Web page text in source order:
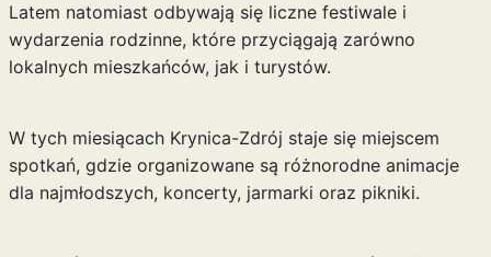
Latem natomiast odbywają się liczne festiwale i
wydarzenia rodzinne, które przyciągają zarówno
lokalnych mieszkańców, jak i turystów.
W tych miesiącach Krynica-Zdrój staje się miejscem
spotkań, gdzie organizowane są różnorodne animacje
dla najmłodszych, koncerty, jarmarki oraz pikniki.